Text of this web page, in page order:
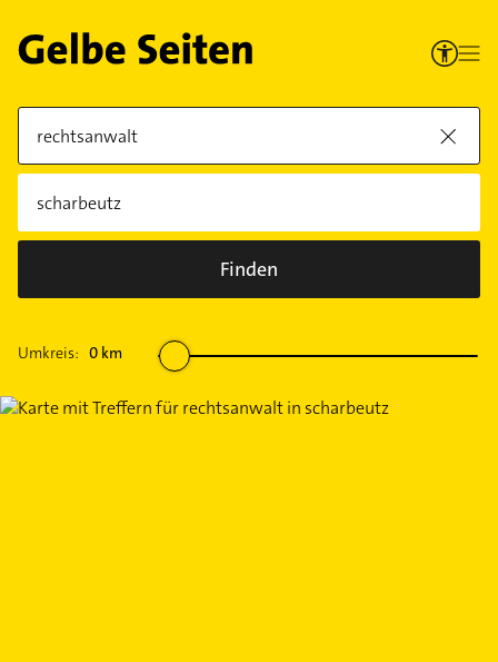
Finden
Umkreis: 0 km